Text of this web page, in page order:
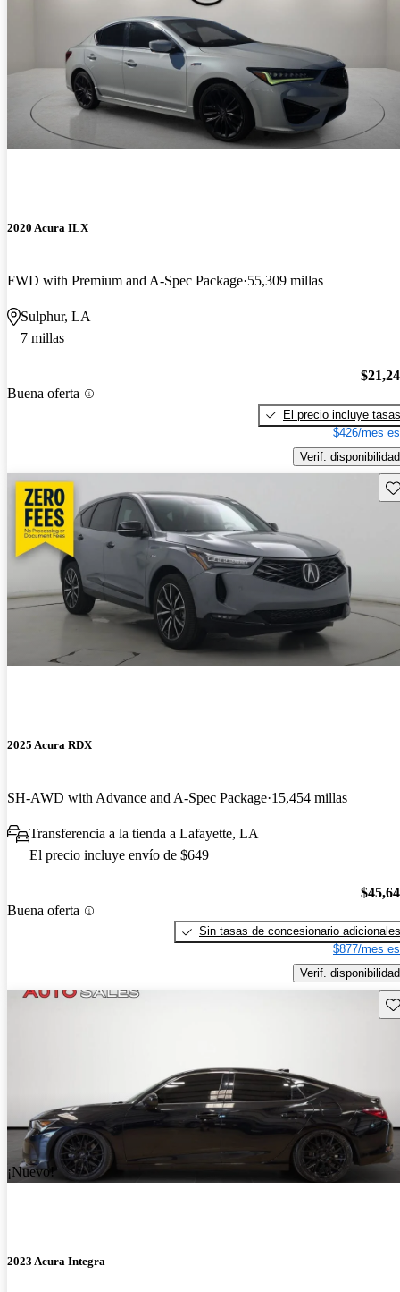
2020 Acura ILX
FWD with Premium and A-Spec Package 55,309 millas
Sulphur, LA
7 millas
Buena oferta
El precio incluye tasas
$426/mes
Verif. disponibilidad
2025 Acura RDX
SH-AWD with Advance and A-Spec Package 15,454 millas
Transferencia a la tienda a Lafayette, LA
El precio incluye envío de $649
Buena oferta
Sin tasas de concesionario adicionales
$877/mes
Verif. disponibilidad
¡Nuevo!
2023 Acura Integra